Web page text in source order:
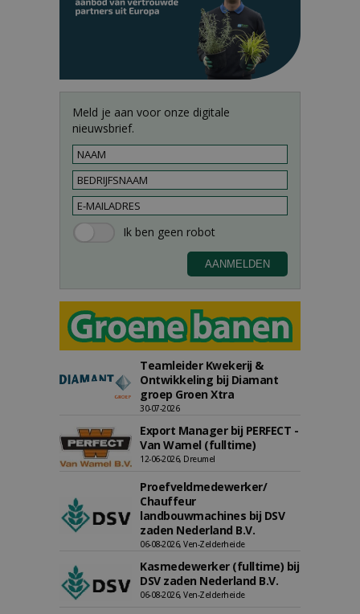
Meld je aan voor onze digitale
nieuwsbrief.
Teamleider Kwekerij &
Ontwikkeling bij Diamant
groep Groen Xtra
30-07-2026
Export Manager bij PERFECT -
Van Wamel (fulltime)
12-06-2026, Dreumel
Proefveldmedewerker/
Chauffeur
landbouwmachines bij DSV
zaden Nederland B.V.
06-08-2026, Ven-Zelderheide
Kasmedewerker (fulltime) bij
DSV zaden Nederland B.V.
06-08-2026, Ven-Zelderheide